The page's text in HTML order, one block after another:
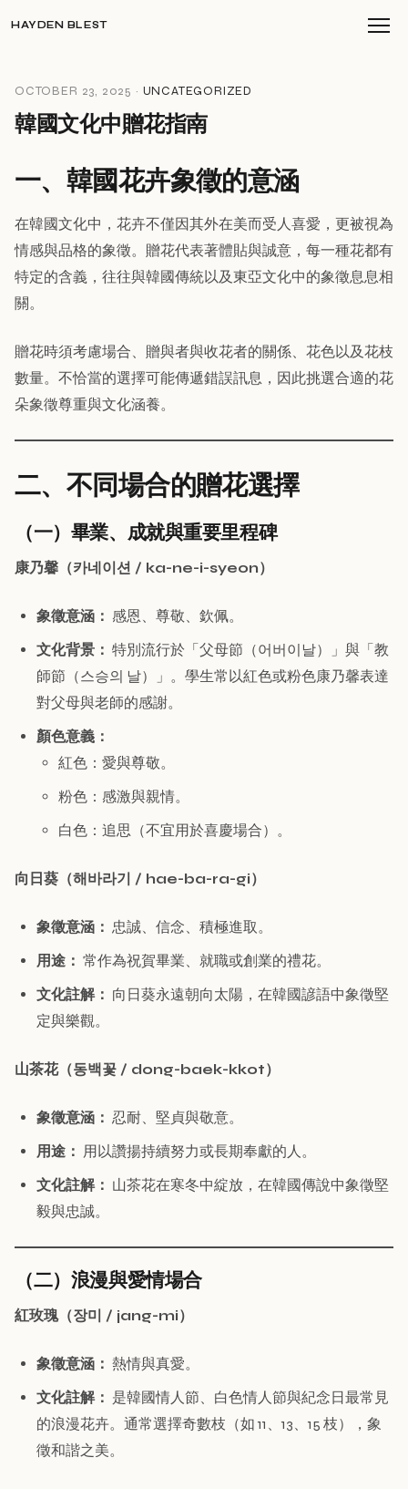
HAYDEN BLEST
OCTOBER 23, 2025 · UNCATEGORIZED
韓國文化中贈花指南
一、韓國花卉象徵的意涵
在韓國文化中，花卉不僅因其外在美而受人喜愛，更被視為
情感與品格的象徵。贈花代表著體貼與誠意，每一種花都有
特定的含義，往往與韓國傳統以及東亞文化中的象徵息息相
關。
贈花時須考慮場合、贈與者與收花者的關係、花色以及花枝
數量。不恰當的選擇可能傳遞錯誤訊息，因此挑選合適的花
朵象徵尊重與文化涵養。
二、不同場合的贈花選擇
（一）畢業、成就與重要里程碑
康乃馨（카네이션 / ka-ne-i-syeon）
象徵意涵： 感恩、尊敬、欽佩。
文化背景： 特別流行於「父母節（어버이날）」與「教
師節（스승의 날）」。學生常以紅色或粉色康乃馨表達
對父母與老師的感謝。
顏色意義：
紅色：愛與尊敬。
粉色：感激與親情。
白色：追思（不宜用於喜慶場合）。
向日葵（해바라기 / hae-ba-ra-gi）
象徵意涵： 忠誠、信念、積極進取。
用途： 常作為祝賀畢業、就職或創業的禮花。
文化註解： 向日葵永遠朝向太陽，在韓國諺語中象徵堅
定與樂觀。
山茶花（동백꽃 / dong-baek-kkot）
象徵意涵： 忍耐、堅貞與敬意。
用途： 用以讚揚持續努力或長期奉獻的人。
文化註解： 山茶花在寒冬中綻放，在韓國傳說中象徵堅
毅與忠誠。
（二）浪漫與愛情場合
紅玫瑰（장미 / jang-mi）
象徵意涵： 熱情與真愛。
文化註解： 是韓國情人節、白色情人節與紀念日最常見
的浪漫花卉。通常選擇奇數枝（如 11、13、15 枝），象
徵和諧之美。